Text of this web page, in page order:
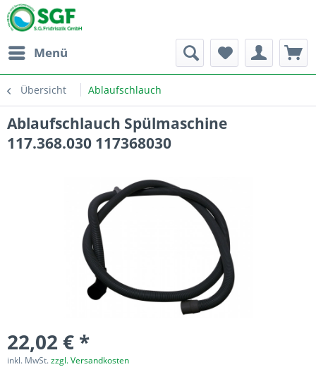
Menü
Übersicht Ablaufschlauch
Ablaufschlauch Spülmaschine
117.368.030 117368030
22,02 € *
inkl. MwSt.zzgl. Versandkosten